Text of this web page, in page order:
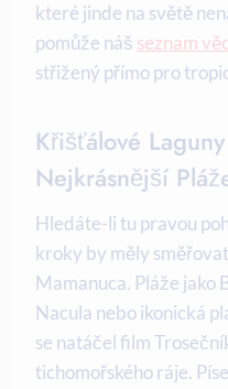
které jinde na světě
pomůže náš seznam
střižený přímo pro
Křišťálové
Nejkrásnější
Hledáte-li tu pravou
kroky by měly
Mamanuca. Pláže jako
Nacula nebo ikonická
se natáčel film
tichomořského ráje.